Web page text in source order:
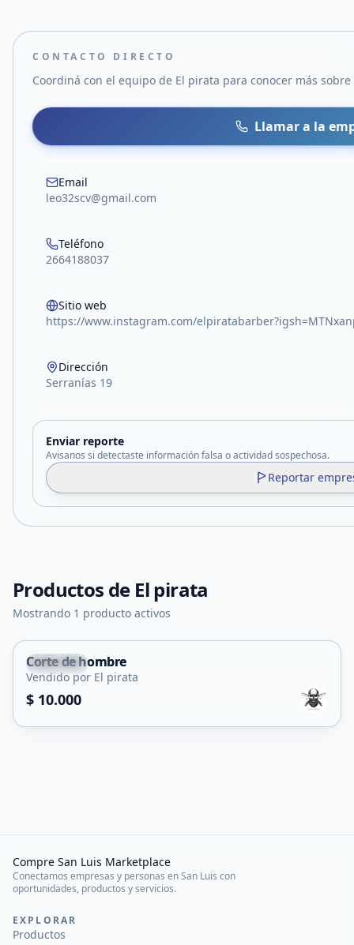
CONTACTO DIRECTO
Coordiná con el equipo de El pirata para conocer más
Llamar a la
Email
leo32scv@gmail.com
Teléfono
2664188037
Sitio web
https://www.instagram.com/
Dirección
Serranías 19
Enviar reporte
Avisanos si detectaste información falsa o actividad sospechosa.
Reportar
Productos de El pirata
Mostrando 1 producto activos
Capital
Servicio
Corte de hombre
Vendido por El pirata
$ 10.000
Compre San Luis Marketplace
Conectamos empresas y personas en San Luis con
oportunidades, productos y servicios.
EXPLORAR
Productos